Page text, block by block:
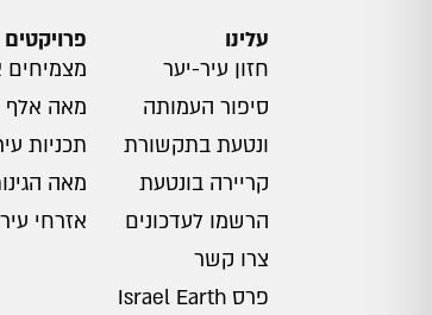
עלינו
חזון עיר-יער
סיפור העמותה
ונטעת בתקשורת
קריירה בונטעת
הרשמו לעדכונים
צרו קשר
פרס Israel Earth
פרויקטים
מאה אלף
תכניות
מאה
אזרחי